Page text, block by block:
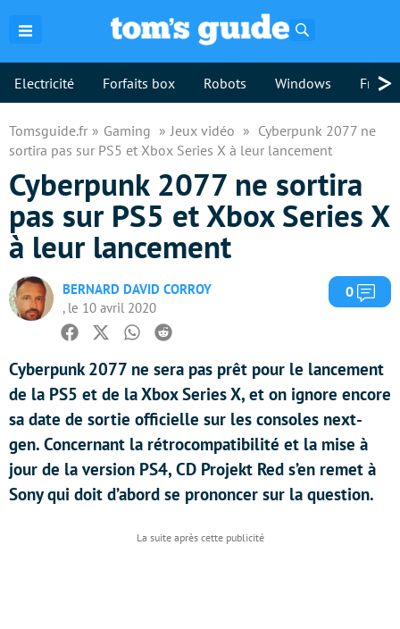
Electricité Forfaits box Robots Windows >
Tomsguide.fr Gaming Jeux vidéo
Cyberpunk 2077 ne
sortira pas sur PS5 et Xbox Series X à leur lancement
Cyberpunk 2077 ne sortira
pas sur PS5 et Xbox Series X
à leur lancement
BERNARD DAVID CORROY
, le 10 avril 2020
0
Facebook
TwitterWhatsapp
Reddit
Cyberpunk 2077 ne sera pas prêt pour le lancement
de la PS5 et de la Xbox Series X, et on ignore encore
sa date de sortie officielle sur les consoles next-
gen. Concernant la rétrocompatibilité et la mise à
jour de la version PS4, CD Projekt Red s’en remet à
Sony qui doit d’abord se prononcer sur la question.